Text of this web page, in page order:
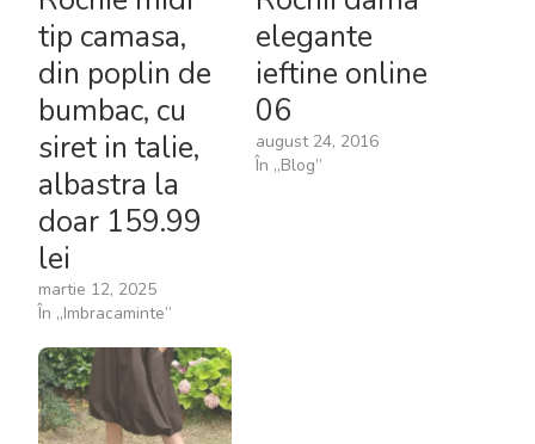
tip camasa,
din poplin de
bumbac, cu
siret in talie,
albastra la
doar 159.99
lei
martie 12, 2025
În „Imbracaminte”
elegante
ieftine online
06
august 24, 2016
În „Blog”